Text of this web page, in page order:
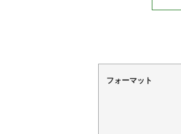
フォーマット